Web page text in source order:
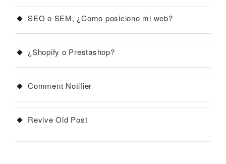
SEO o SEM, ¿Como posiciono mi web?
¿Shopify o Prestashop?
Comment Notifier
Revive Old Post